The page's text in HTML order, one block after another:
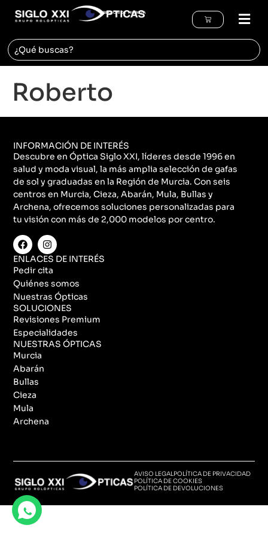
REGIÓN DE MURCIA
Roberto
INFORMACIÓN DE INTERÉS
Descubre en Óptica Siglo XXI, líderes desde 1996 en
salud y moda visual, la más amplia selección de gafas
de sol y graduadas en la Región de Murcia. Con seis
centros en Murcia, Cieza, Abarán, Mula, Bullas y
Archena, ofrecemos soluciones personalizadas para
tu visión con más de 2,000 modelos por centro.
ENLACES DE INTERÉS
Pedir cita
Quiénes somos
Nuestras Ópticas
SOLUCIONES
Revisiones Premium
Especialidades
NUESTRAS ÓPTICAS
Murcia
Abarán
Bullas
Cieza
Mula
Archena
AVISO LEGALPOLÍTICA DE PRIVACIDAD
POLÍTICA DE COOKIES
POLÍTICA DE DEVOLUCIONES